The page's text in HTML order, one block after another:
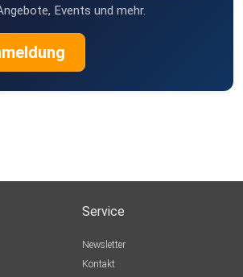
Events und mehr.
Service
Newsletter
Kontakt